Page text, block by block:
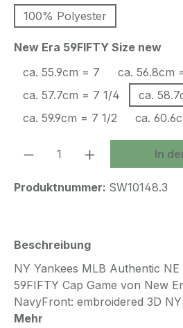
100% Polyester
New Era 59FIFTY Size new
ca. 55.9cm = 7
ca. 56.8cm
ca. 57.7cm = 7 1/4
ca.
ca. 59.9cm = 7 1/2
ca.
Produkt Anzahl: Gib
In
Produktnummer: SW10148.3
Beschreibung
NY Yankees MLB Authentic
59FIFTY Cap Game von New
NavyFront: embroidered 3D
Mehr